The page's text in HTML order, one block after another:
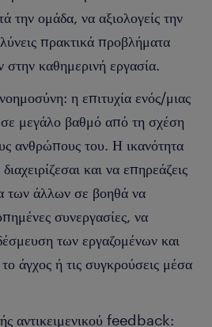
την ομάδα, να αξιολογείς την
πρακτικά προβλήματα
καθημερινή εργασία.
η επιτυχία ενός/μιας
σε μεγάλο βαθμό από τη σχέση
ανθρώπους του. Η ικανότητα
και να επηρεάζεις
των άλλων σε βοηθά να
συνεργασίες, να
των εργαζομένων και
το άγχος ή τις συγκρούσεις μέσα
αντικειμενικού feedback: